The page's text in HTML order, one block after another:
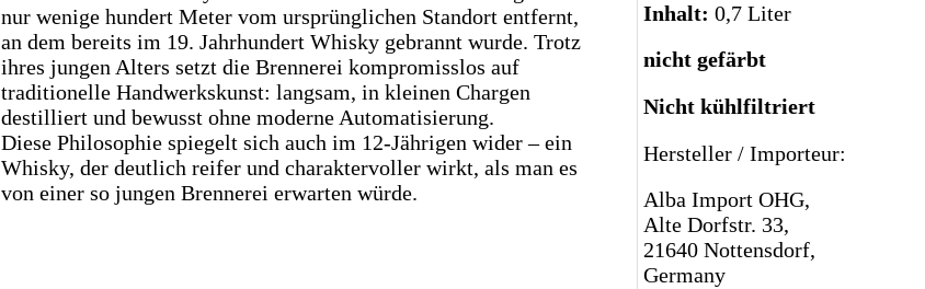
nur wenige hundert Meter vom ursprünglichen Standort entfernt,
an dem bereits im 19. Jahrhundert Whisky gebrannt wurde. Trotz
ihres jungen Alters setzt die Brennerei kompromisslos auf
traditionelle Handwerkskunst: langsam, in kleinen Chargen
destilliert und bewusst ohne moderne Automatisierung.
Diese Philosophie spiegelt sich auch im 12-Jährigen wider – ein
Whisky, der deutlich reifer und charaktervoller wirkt, als man es
von einer so jungen Brennerei erwarten würde.
Inhalt: 0,7 Liter
nicht gefärbt
Nicht kühlfiltriert
Hersteller / Importeur:
Alba Import OHG,
Alte Dorfstr. 33,
21640 Nottensdorf,
Germany